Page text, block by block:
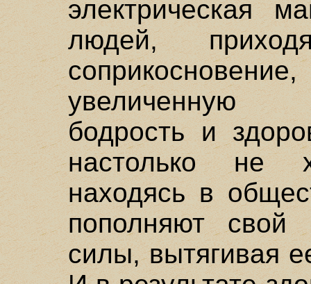
электрическая
людей,
увеличенную
бодрость и
настолько не
находясь в
пополняют свой
силы, вытягивая